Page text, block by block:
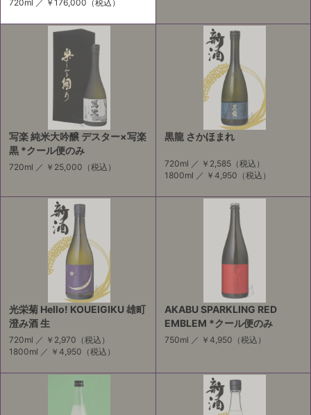
720ml ／ ￥176,000 （税込）
写楽 純米大吟醸 デスター×写楽
黒 *クール便のみ
720ml ／ ￥25,000 （税込）
黒龍 さかほまれ
720ml ／ ￥2,585（税込）
1800ml ／ ￥4,950 （税込）
光栄菊 Hello! KOUEIGIKU 雄町
澄み酒 生
720ml ／ ￥2,970 （税込）
1800ml ／ ￥4,950 （税込）
AKABU SPARKLING RED
EMBLEM *クール便のみ
750ml ／ ￥4,950 （税込）